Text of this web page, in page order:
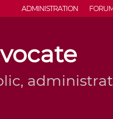
ADMINISTRATION